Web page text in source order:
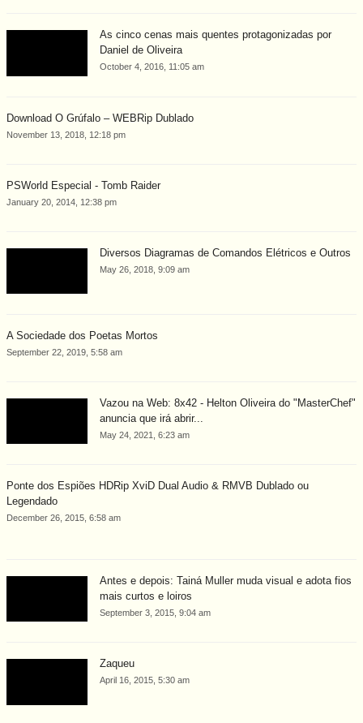
As cinco cenas mais quentes protagonizadas por
Daniel de Oliveira
October 4, 2016, 11:05 am
Download O Grúfalo – WEBRip Dublado
November 13, 2018, 12:18 pm
PSWorld Especial - Tomb Raider
January 20, 2014, 12:38 pm
Diversos Diagramas de Comandos Elétricos e Outros
May 26, 2018, 9:09 am
A Sociedade dos Poetas Mortos
September 22, 2019, 5:58 am
Vazou na Web: 8x42 - Helton Oliveira do "MasterChef"
anuncia que irá abrir...
May 24, 2021, 6:23 am
Ponte dos Espiões HDRip XviD Dual Audio & RMVB Dublado ou
Legendado
December 26, 2015, 6:58 am
Antes e depois: Tainá Muller muda visual e adota fios
mais curtos e loiros
September 3, 2015, 9:04 am
Zaqueu
April 16, 2015, 5:30 am